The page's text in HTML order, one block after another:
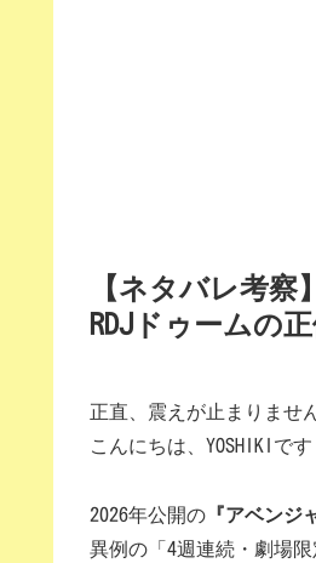
【ネタバレ考察
RDJドゥームの
正直、震えが止まりませ
こんにちは、YOSHIKIです
2026年公開の 『アベンジ
異例の「4週連続・劇場